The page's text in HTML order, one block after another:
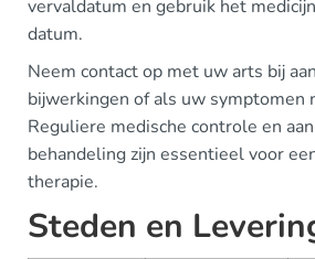
vervaldatum en gebruik het
datum.
Neem contact op met uw arts bij
bijwerkingen of als uw symptomen
Reguliere medische controle en
behandeling zijn essentieel voor
therapie.
Steden en